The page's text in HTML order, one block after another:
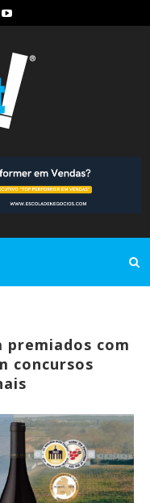
premiados com
concursos